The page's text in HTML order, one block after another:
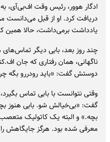
ادگار هوور، رئیس وقت اف‌بی‌آی،
دریافت کرد. او از قبل می‌دانست
یادداشت برمی‌داشت، حالا همین
چند روز بعد، بابی دیگر تماس‌های
ناگهانی، همان رفتاری که جان
دوستش گفت: «باید رودررو بگه
وقتی نتوانست با بابی تماس
گفت: «بی‌خیالش شو. بابی هنوز
بچه.» و البته یک کاتولیک
معرفی شده بود. هرگز جایگاهش را